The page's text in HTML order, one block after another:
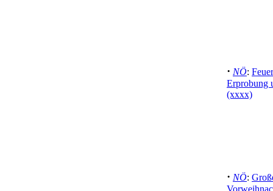
· NÖ:
Erprobung
(xxxx)
· NÖ: